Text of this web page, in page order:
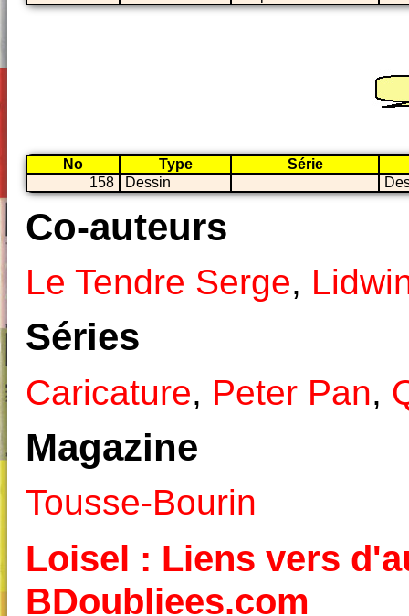
No Type
Série
158
Dessin
Co-auteurs
Le Tendre Serge,
Séries
Caricature, Peter Pan,
Magazine
Tousse-Bourin
Loisel : Liens vers
BDoubliees.com